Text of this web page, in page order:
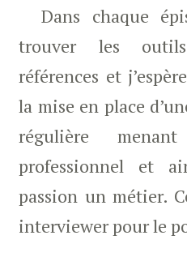
Dans chaque
trouver les
références et
la mise en place
régulière
professionnel et
passion un métier.
interviewer pour le